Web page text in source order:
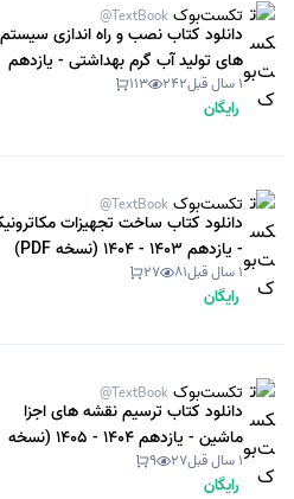
تکست‌بوک @TextBook
دانلود کتاب نصب و راه اندازی سیستم
های تولید آب گرم بهداشتی - یازدهم
1403 - 1404 (نسخه PDF)1 سال قبل 242
113
رایگان
تکست‌بوک @TextBook
دانلود کتاب ساخت تجهیزات
- یازدهم 1403 - 1404 (نسخه PDF)
1 سال قبل 81
27
رایگان
تکست‌بوک @TextBook
دانلود کتاب ترسیم نقشه های اجزا
ماشین - یازدهم 1404 - 1405 (نسخه
PDF)1 سال قبل 27
9
رایگان